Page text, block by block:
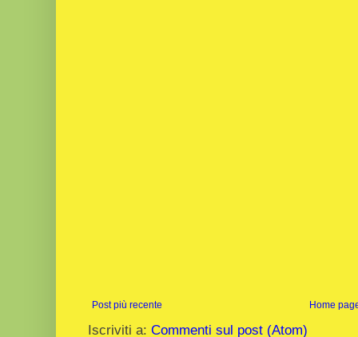
Post più recente Home
Iscriviti a: Commenti sul post (Atom)